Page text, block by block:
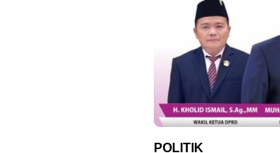
POLITIK